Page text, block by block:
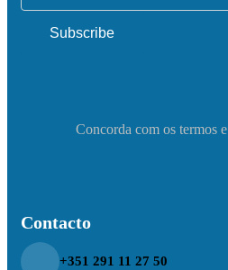
Concorda com os termos
Contacto
+351 291 11 27 50